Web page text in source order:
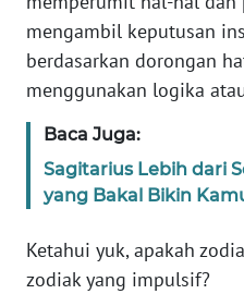
mengambil keputusan
berdasarkan dorongan
menggunakan logika
Baca Juga:
Sagitarius Lebih dari
yang Bakal Bikin
Ketahui yuk, apakah
zodiak yang impulsif?
WN
WN
BANTEN
NTT